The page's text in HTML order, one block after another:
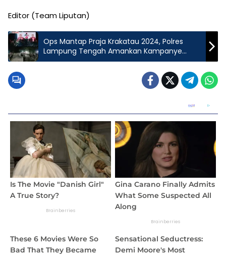
Editor (Team Liputan)
Ops Mantap Praja Krakatau 2024, Polres
Lampung Tengah Amankan Kampanye
Calon Gubernur dan Wakil Gubernur